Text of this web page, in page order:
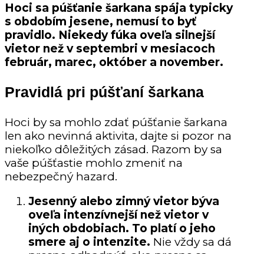
Hoci sa púšťanie šarkana spája typicky
s obdobím jesene, nemusí to byť
pravidlo. Niekedy fúka oveľa silnejší
vietor než v septembri v mesiacoch
február, marec, október a november.
Pravidlá pri púšťaní šarkana
Hoci by sa mohlo zdať púšťanie šarkana
len ako nevinná aktivita, dajte si pozor na
niekoľko dôležitých zásad. Razom by sa
vaše púšťastie mohlo zmeniť na
nebezpečný hazard.
Jesenný alebo zimný vietor býva
oveľa intenzívnejší než vietor v
iných obdobiach. To platí o jeho
smere aj o intenzite. Nie vždy sa dá